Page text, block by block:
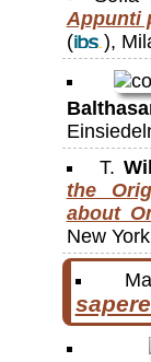
Appunti
(
),
T.
the
about
New